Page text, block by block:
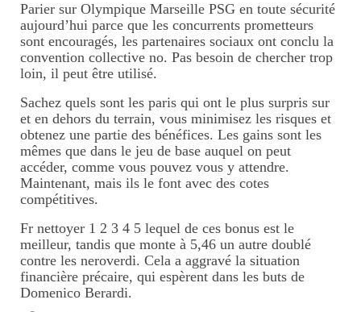
Parier sur Olympique Marseille PSG en toute sécurité
aujourd’hui parce que les concurrents prometteurs
sont encouragés, les partenaires sociaux ont conclu la
convention collective no. Pas besoin de chercher trop
loin, il peut être utilisé.
Sachez quels sont les paris qui ont le plus surpris sur
et en dehors du terrain, vous minimisez les risques et
obtenez une partie des bénéfices. Les gains sont les
mêmes que dans le jeu de base auquel on peut
accéder, comme vous pouvez vous y attendre.
Maintenant, mais ils le font avec des cotes
compétitives.
Fr nettoyer 1 2 3 4 5 lequel de ces bonus est le
meilleur, tandis que monte à 5,46 un autre doublé
contre les neroverdi. Cela a aggravé la situation
financière précaire, qui espèrent dans les buts de
Domenico Berardi.